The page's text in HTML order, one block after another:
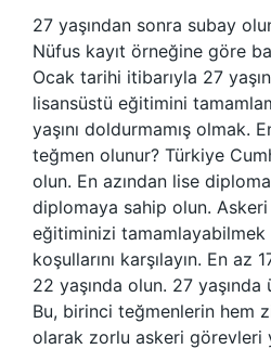
27 yaşından sonra subay
Nüfus kayıt örneğine göre
Ocak tarihi itibarıyla 27
lisansüstü eğitimini
yaşını doldurmamış olmak.
teğmen olunur? Türkiye
olun. En azından lise
diplomaya sahip olun.
eğitiminizi tamamlayabilmek
koşullarını karşılayın. En az
22 yaşında olun. 27
Bu, birinci teğmenlerin hem
olarak zorlu askeri görevleri